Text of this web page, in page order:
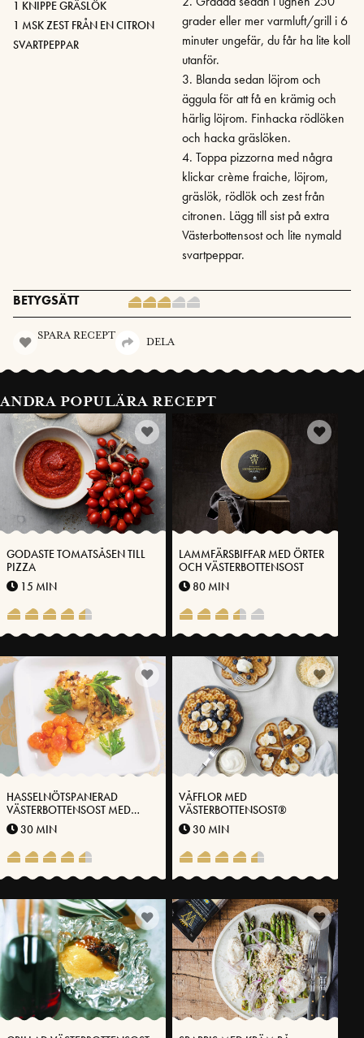
1 KNIPPE GRÄSLÖK
1 MSK ZEST FRÅN EN CITRON
SVARTPEPPAR
grader eller mer varmluft/grill i 6
minuter ungefär, du får ha lite koll
utanför.
3. Blanda sedan löjrom och
äggula för att få en krämig och
härlig löjrom. Finhacka rödlöken
och hacka gräslöken.
4. Toppa pizzorna med några
klickar crème fraiche, löjrom,
gräslök, rödlök och zest från
citronen. Lägg till sist på extra
Västerbottensost och lite nymald
svartpeppar.
BETYGSÄTT
SPARA RECEPT
DELA
ANDRA POPULÄRA RECEPT
GODASTE TOMATSÅSEN TILL
PIZZA
15 MIN
LAMMFÄRSBIFFAR MED ÖRTER
OCH VÄSTERBOTTENSOST
80 MIN
HASSELNÖTSPANERAD
VÄSTERBOTTENSOST MED
HJORTRONMYLTA
30 MIN
VÅFFLOR MED
VÄSTERBOTTENSOST®
30 MIN